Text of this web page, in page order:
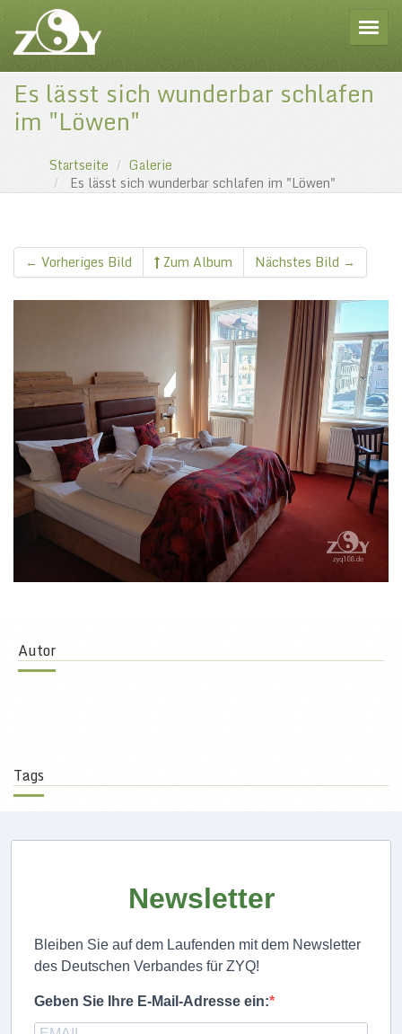
Es lässt sich wunderbar schlafen
im "Löwen"
Startseite
Galerie
Es lässt sich wunderbar schlafen im "Löwen"
← Vorheriges Bild Zum Album Nächstes Bild →
Autor
Tags
Newsletter
Bleiben Sie auf dem Laufenden mit dem Newsletter
des Deutschen Verbandes für ZYQ!
Geben Sie Ihre E-Mail-Adresse ein: